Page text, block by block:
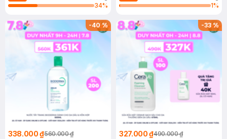
34%
1%
-40%
338.000 ₫560.000 ₫
-33%
327.000 ₫490.000 ₫